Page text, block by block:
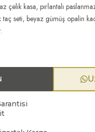
çelik kasa, pırlantalı
seti, beyaz gümüş opalin